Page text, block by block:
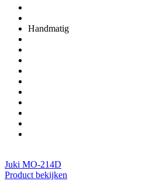
Handmatig
Juki MO-214D
Product bekijken